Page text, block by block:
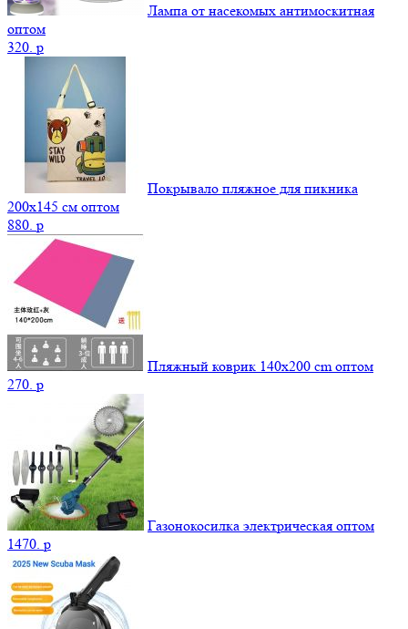
Лампа от насекомых антимоскитная
оптом
320. p
Покрывало пляжное для пикника
200х145 см оптом
880. p
Пляжный коврик 140х200 cm оптом
270. p
Газонокосилка электрическая оптом
1470. p